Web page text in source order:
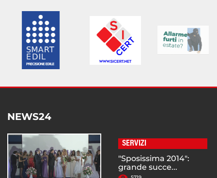
NEWS24
SERVIZI
"Sposissima 2014":
grande succe...